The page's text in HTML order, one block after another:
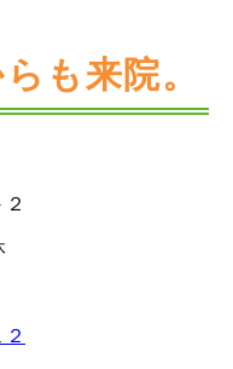
も来院。